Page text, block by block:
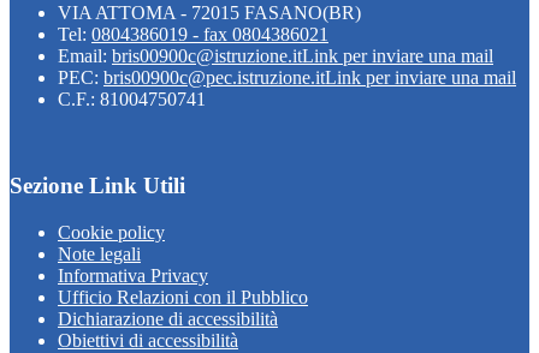
VIA ATTOMA - 72015 FASANO(BR)
Tel: 0804386019 - fax 0804386021
Email: bris00900c@istruzione.itLink per inviare una mail
PEC: bris00900c@pec.istruzione.itLink per inviare una mail
C.F.: 81004750741
Sezione Link Utili
Cookie policy
Note legali
Informativa Privacy
Ufficio Relazioni con il Pubblico
Dichiarazione di accessibilità
Obiettivi di accessibilità